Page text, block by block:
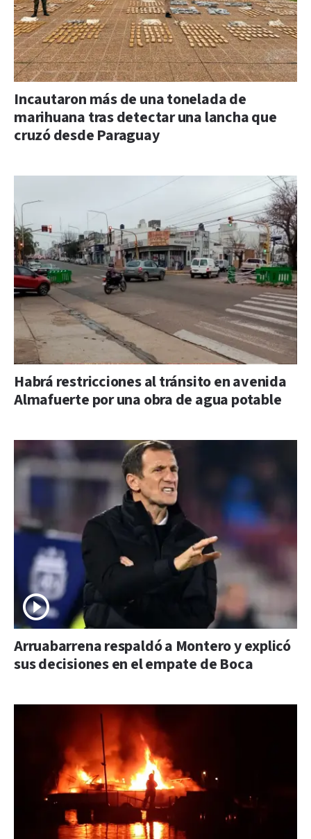
Incautaron más de una tonelada de
marihuana tras detectar una lancha que
cruzó desde Paraguay
Habrá restricciones al tránsito en avenida
Almafuerte por una obra de agua potable
Arruabarrena respaldó a Montero y explicó
sus decisiones en el empate de Boca